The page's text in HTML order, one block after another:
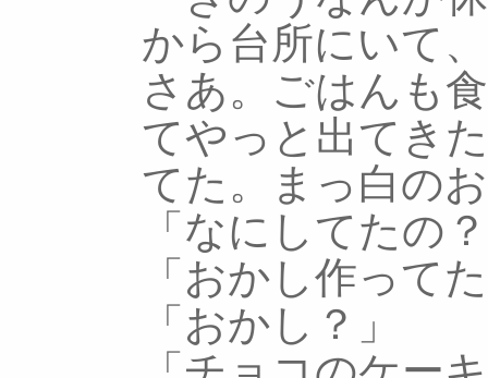
から台所にいて
さあ。ごはんも
てやっと出てき
てた。まっ白の
「なにしてたの
「おかし作って
「おかし？」